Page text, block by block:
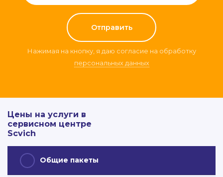
Нажимая на кнопку, я даю согласие на обработку
персональных данных
Цены на услуги в
сервисном центре
Scvich
Общие пакеты